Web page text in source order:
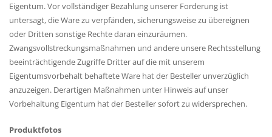
Eigentum. Vor vollständiger Bezahlung unserer Forderung ist
untersagt, die Ware zu verpfänden, sicherungsweise zu übereignen
oder Dritten sonstige Rechte daran einzuräumen.
Zwangsvollstreckungsmaßnahmen und andere unsere Rechtsstellung
beeinträchtigende Zugriffe Dritter auf die mit unserem
Eigentumsvorbehalt behaftete Ware hat der Besteller unverzüglich
anzuzeigen. Derartigen Maßnahmen unter Hinweis auf unser
Vorbehaltung Eigentum hat der Besteller sofort zu widersprechen.
Produktfotos